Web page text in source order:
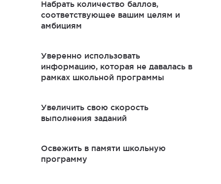
Набрать количество баллов,
соответствующее вашим целям и
амбициям
Уверенно использовать
информацию, которая не давалась в
рамках школьной программы
Увеличить свою скорость
выполнения заданий
Освежить в памяти школьную
программу